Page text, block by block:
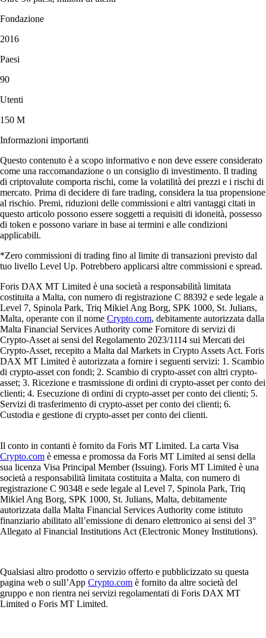
Fondazione
2016
Paesi
90
Utenti
150 M
Informazioni importanti
Questo contenuto è a scopo informativo e non deve essere considerato
come una raccomandazione o un consiglio di investimento. Il trading
di criptovalute comporta rischi, come la volatilità dei prezzi e i rischi di
mercato. Prima di decidere di fare trading, considera la tua propensione
al rischio. Premi, riduzioni delle commissioni e altri vantaggi citati in
questo articolo possono essere soggetti a requisiti di idoneità, possesso
di token e possono variare in base ai termini e alle condizioni
applicabili.
*Zero commissioni di trading fino al limite di transazioni previsto dal
tuo livello Level Up. Potrebbero applicarsi altre commissioni e spread.
Foris DAX MT Limited è una società a responsabilità limitata
costituita a Malta, con numero di registrazione C 88392 e sede legale a
Level 7, Spinola Park, Triq Mikiel Ang Borg, SPK 1000, St. Julians,
Malta, operante con il nome Crypto.com, debitamente autorizzata dalla
Malta Financial Services Authority come Fornitore di servizi di
Crypto-Asset ai sensi del Regolamento 2023/1114 sui Mercati dei
Crypto-Asset, recepito a Malta dal Markets in Crypto Assets Act. Foris
DAX MT Limited è autorizzata a fornire i seguenti servizi: 1. Scambio
di crypto-asset con fondi; 2. Scambio di crypto-asset con altri crypto-
asset; 3. Ricezione e trasmissione di ordini di crypto-asset per conto dei
clienti; 4. Esecuzione di ordini di crypto-asset per conto dei clienti; 5.
Servizi di trasferimento di crypto-asset per conto dei clienti; 6.
Custodia e gestione di crypto-asset per conto dei clienti.
Il conto in contanti è fornito da Foris MT Limited. La carta Visa
Crypto.com è emessa e promossa da Foris MT Limited ai sensi della
sua licenza Visa Principal Member (Issuing). Foris MT Limited è una
società a responsabilità limitata costituita a Malta, con numero di
registrazione C 90348 e sede legale al Level 7, Spinola Park, Triq
Mikiel Ang Borg, SPK 1000, St. Julians, Malta, debitamente
autorizzata dalla Malta Financial Services Authority come istituto
finanziario abilitato all’emissione di denaro elettronico ai sensi del 3°
Allegato al Financial Institutions Act (Electronic Money Institutions).
Qualsiasi altro prodotto o servizio offerto e pubblicizzato su questa
pagina web o sull’App Crypto.com è fornito da altre società del
gruppo e non rientra nei servizi regolamentati di Foris DAX MT
Limited o Foris MT Limited.